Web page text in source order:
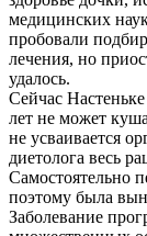
медицинских
пробовали
лечения, но
удалось.
Сейчас
лет не может
не усваивается
диетолога весь
Самостоятельно
поэтому была
Заболевание